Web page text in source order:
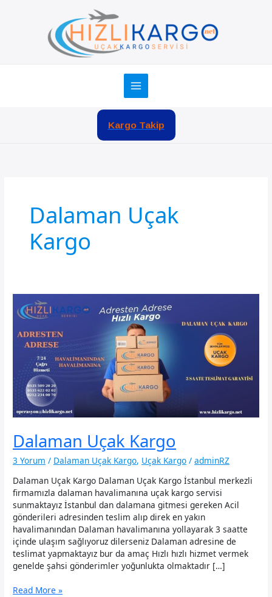
Kargo Takip
Dalaman Uçak
Kargo
Dalaman Uçak Kargo
3 Yorum / Dalaman Uçak Kargo, Uçak Kargo /adminRZ
Dalaman Uçak Kargo Dalaman Uçak Kargo İstanbul merkezli
firmamızla dalaman havalimanına uçak kargo servisi
sunmaktayız İstanbul dan dalamana gitmesi gereken Acil
gönderileri adresinden teslim alıp direk en yakın
havalimanından Dalaman havalimanına yollayarak 3 saatte
içinde ulaşım sağlıyoruz dilerseniz Dalaman adresine de
teslimat yapmaktayız bur da amaç Hızlı hızlı hizmet vermek
genelde şahsi gönderimler yoğunlukta olmaktadır […]
Dalaman
Read More »